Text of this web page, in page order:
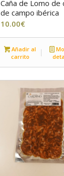
Caña de Lomo de
de campo ibérica
10.00€
Añadir al
carrito